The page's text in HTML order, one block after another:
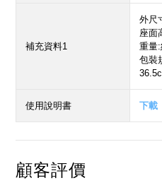
補充資料1
外尺
座面
重量
包裝
使用說明書 下載
顧客評價